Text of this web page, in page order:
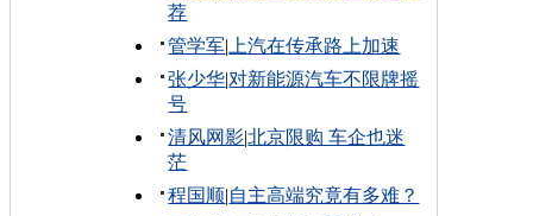
荐
管学军| 上汽在传承路上加速
张少华|对新能源汽车不限牌摇
号
清风网影|北京限购 车企也迷
茫
程国顺|自主高端究竟有多难？